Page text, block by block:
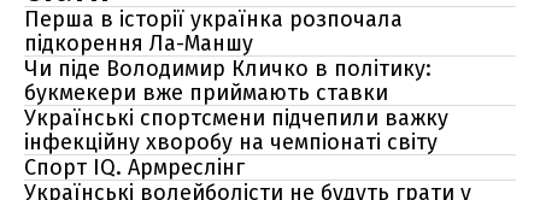
Перша в історії українка розпочала
підкорення Ла-Маншу
Чи піде Володимир Кличко в політику:
букмекери вже приймають ставки
Українські спортсмени підчепили важку
інфекційну хворобу на чемпіонаті світу
Спорт IQ. Армреслінг
Українські волейболісти не будуть грати у